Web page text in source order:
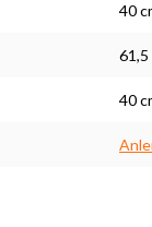
40
61,5
40